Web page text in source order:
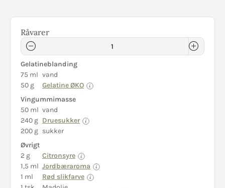
Råvarer
Gelatineblanding
75 ml vand
50 g
Gelatine ØKO
Vingummimasse
50 ml vand
240 g Druesukker
200 g sukker
Øvrigt
2 g
Citronsyre
1,5 ml Jordbæraroma
1 ml
Rød slikfarve